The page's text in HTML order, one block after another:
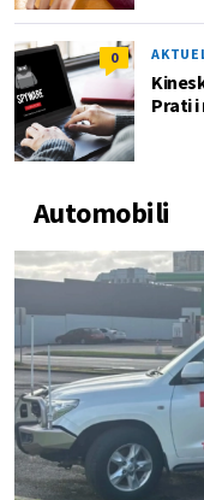
0
Prati i
Automobili